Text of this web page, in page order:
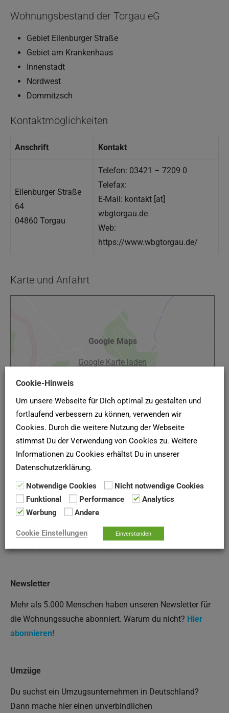
Wohnungsbestand der Torgau eG
Gebiet Eilenburger Straße
Gebiet am Krankenhaus
Innenstadt
Nordwest
Dommitzsch
Kontaktmöglichkeiten
Anschrift Kontakt
Eilenburger Straße
64
04860 Torgau
Telefon: 03421 – 7209 0
Telefax:
E-Mail: kontakt [at]
wbgtorgau.de
Web:
https://www.wbgtorgau.de/
Karte und Anfahrt
Google Maps
Google Karte laden
(Quelle: Wohnungsbaugenossenschaft Torgau eG, Stand
Januar 2022)
SCHUFA-AUSKUNFT
Hier deineSCHUFA-Bonitätsauskunftfür Vermieter online
Newsletter
Mehr als 5.000 Menschen haben unseren Newsletter für
die Wohnungssuche abonniert. Warum du nicht? Hier
abonnieren!
Umzüge
Du suchst ein Umzugsunternehmen in Deutschland?
Dann mache hier einen unverbindlichen
Cookie-Hinweis
Um unsere Webseite für Dich optimal zu gestalten und
fortlaufend verbessern zu können, verwenden wir
Cookies. Durch die weitere Nutzung der Webseite
stimmst Du der Verwendung von Cookies zu. Weitere
Informationen zu Cookies erhältst Du in unserer
Datenschutzerklärung.
Notwendige Cookies
Nicht notwendige Cookies
Funktional
Performance
Analytics
Werbung
Andere
Cookie Einstellungen Einverstanden